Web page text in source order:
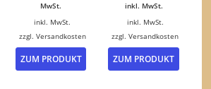
Produkt
MwSt.
inkl. MwSt.
zzgl. Versandkosten
ZUM PRODUKT
Dieses
Produkt
inkl. MwSt.
inkl. MwSt.
zzgl.Versandkosten
ZUM PRODUKT
Dieses